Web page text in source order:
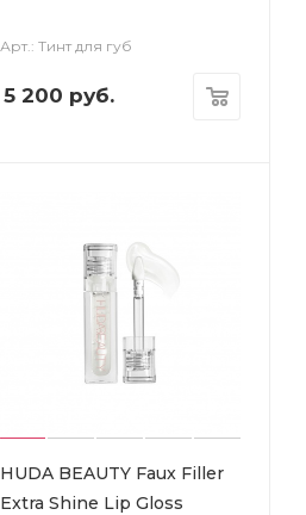
Арт.: Тинт для губ
5 200 руб.
HUDA BEAUTY Faux Filler
Extra Shine Lip Gloss